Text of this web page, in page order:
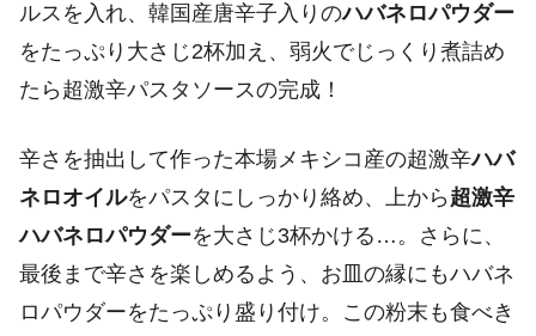
ルスを入れ、韓国産唐辛子入りのハバネロパウダー
をたっぷり大さじ2杯加え、弱火でじっくり煮詰め
たら超激辛パスタソースの完成！
辛さを抽出して作った本場メキシコ産の超激辛ハバ
ネロオイルをパスタにしっかり絡め、上から 超激辛
ハバネロパウダーを大さじ3杯かける…。さらに、
最後まで辛さを楽しめるよう、お皿の縁にもハバネ
ロパウダーをたっぷり盛り付け。この粉末も食べき